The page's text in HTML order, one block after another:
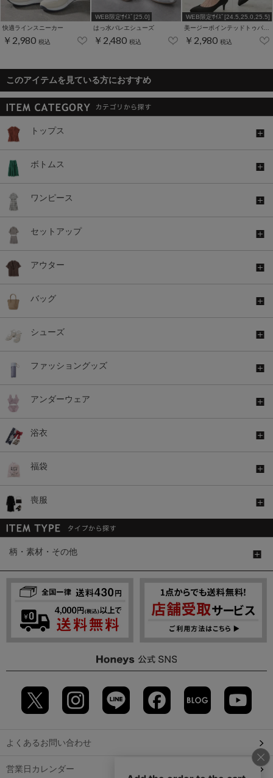
快適ラインスニーカー
￥2,980 税込
WEB限定ｻｲｽﾞ[25.0]
はっ水バレエシューズ
￥2,480 税込
WEB限定ｻｲｽﾞ[24.5,25.0,25.5]
￥2,980 税込
このアイテムを見ている方におすすめ
トップス
ボトムス
ワンピース
セットアップ
アウター
バッグ
シューズ
ファッショングッズ
アンダーウェア
浴衣
福袋
喪服
柄・素材・その他
よくあるお問い合わせ
営業日カレンダー